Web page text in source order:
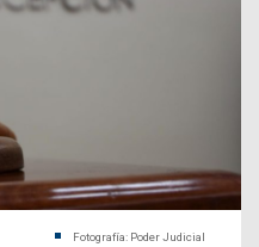
Fotografía: Poder Judicial